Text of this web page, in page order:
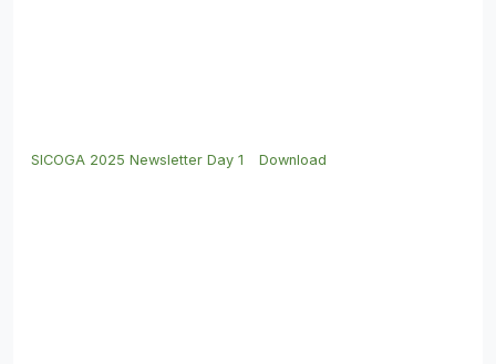
SICOGA 2025 Newsletter Day 1 Download